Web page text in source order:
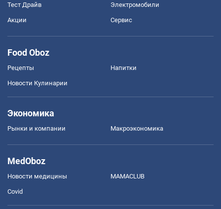
Тест Драйв Электромобили
Акции Сервис
Food Oboz
Рецепты Напитки
Новости Кулинарии
Экономика
Рынки и компании Mакроэкономика
MedOboz
Новости медицины MAMACLUB
Covid